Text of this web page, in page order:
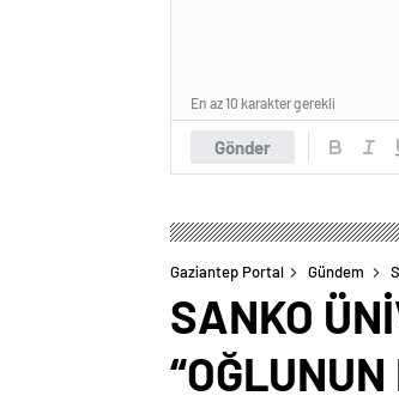
Gönder
En az 10 karakter gerekli
Gaziantep Portal Gündem
SANKO